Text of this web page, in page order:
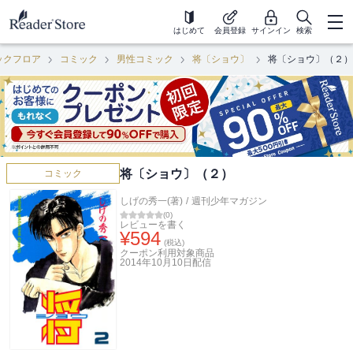
はじめて 会員登録 サインイン 検索
クフロア コミック 男性コミック 将〔ショウ〕 将〔ショウ〕（２）
コミック 将〔ショウ〕（２）
しげの秀一(著) / 週刊少年マガジン
(0)
レビューを書く
¥594 (税込)
クーポン利用対象商品
2014年10月10日 配信